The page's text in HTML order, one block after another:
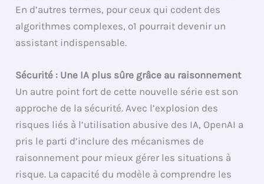
En d’autres termes, pour ceux qui codent des
algorithmes complexes, o1 pourrait devenir un
assistant indispensable.
Sécurité : Une IA plus sûre grâce au raisonnement
Un autre point fort de cette nouvelle série est son
approche de la sécurité. Avec l’explosion des
risques liés à l’utilisation abusive des IA, OpenAI a
pris le parti d’inclure des mécanismes de
raisonnement pour mieux gérer les situations à
risque. La capacité du modèle à comprendre les